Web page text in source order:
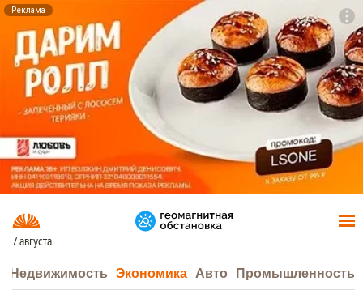
Реклама
7 августа
Недвижимость Экономика Авто Промышленность